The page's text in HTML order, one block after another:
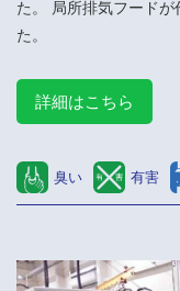
た。 局所排気フード
た。
詳細はこちら
臭い 有害